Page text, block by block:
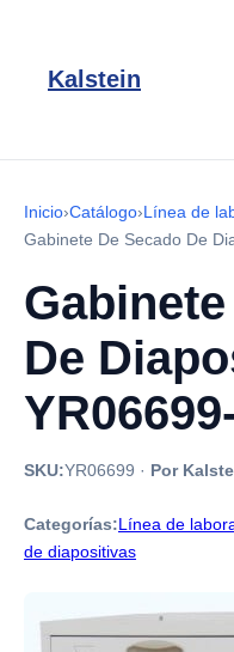
Kalstein
Inicio›Catálogo›Línea de
Gabinete De Secado De
De
SKU:YR06699 · Por
Categorías:Línea de
de diapositivas